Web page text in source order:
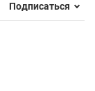
Подписаться